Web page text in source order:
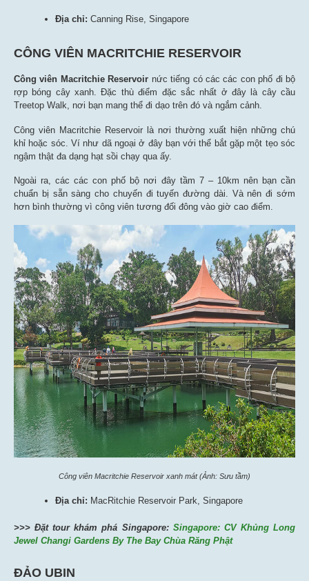
Địa chỉ: Canning Rise, Singapore
CÔNG VIÊN MACRITCHIE RESERVOIR
Công viên Macritchie Reservoir nức tiếng có các các con phố đi bộ
rợp bóng cây xanh. Đặc thù điểm đặc sắc nhất ở đây là cây cầu
Treetop Walk, nơi bạn mang thể đi dạo trên đó và ngắm cảnh.
Công viên Macritchie Reservoir là nơi thường xuất hiện những chú
khỉ hoặc sóc. Ví như dã ngoại ở đây bạn với thể bắt gặp một tẹo sóc
ngậm thật đa dạng hạt sồi chạy qua ấy.
Ngoài ra, các các con phố bộ nơi đây tầm 7 – 10km nên bạn cần
chuẩn bị sẵn sàng cho chuyến đi tuyến đường dài. Và nên đi sớm
hơn bình thường vì công viên tương đối đông vào giờ cao điểm.
Công viên Macritchie Reservoir xanh mát (Ảnh: Sưu tầm)
Địa chỉ: MacRitchie Reservoir Park, Singapore
>>> Đặt tour khám phá Singapore: Singapore: CV Khủng Long
Jewel Changi Gardens By The Bay Chùa Răng Phật
ĐẢO UBIN